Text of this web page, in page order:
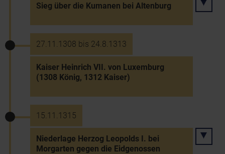
Sieg über die Kumanen bei Altenburg
27.11.1308 bis 24.8.1313
Kaiser Heinrich VII. von Luxemburg
(1308 König, 1312 Kaiser)
15.11.1315
Niederlage Herzog Leopolds I. bei
Morgarten gegen die Eidgenossen